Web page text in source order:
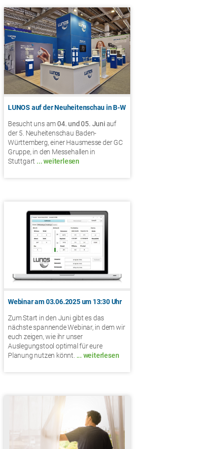
LUNOS auf der Neuheitenschau in B-W
Besucht uns am04. und 05. Juniauf
der 5. Neuheitenschau Baden-
Württemberg, einer Hausmesse der GC
Gruppe, in den Messehallen in
Stuttgart ... weiterlesen
Webinar am 03.06.2025 um 13:30 Uhr
Zum Start in den Juni gibt es das
nächste spannende Webinar, in dem wir
euch zeigen, wie ihr unser
Auslegungstool optimal für eure
Planung nutzen könnt. ... weiterlesen